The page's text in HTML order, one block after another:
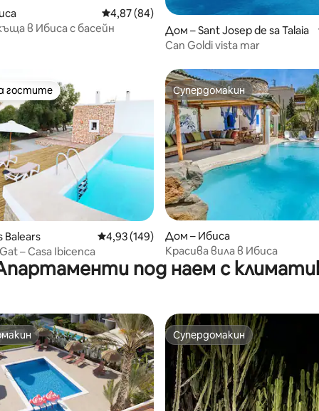
Средна оценка: 4,87 от 5, 84 отзива
4,87 (84)
в Ибиса с басейн
Дом – Sant Josep de sa Talaia
Can Goldi vista mar
5, 34 отзива
гостите
гостите
Balears Средна оценка: 4,93 от 5, 149 отзива
4,93 (149)
– Casa Ibicenca
Супердомакин
Супердомакин
Дом – Ибиса
Красива вила в Ибиса
под наем с
Супердомакин
Супердомакин